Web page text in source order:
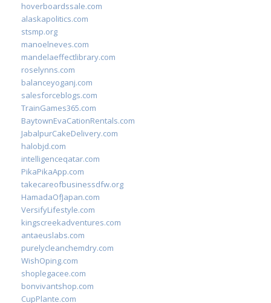
hoverboardssale.com
alaskapolitics.com
stsmp.org
manoelneves.com
mandelaeffectlibrary.com
roselynns.com
balanceyoganj.com
salesforceblogs.com
TrainGames365.com
BaytownEvaCationRentals.com
JabalpurCakeDelivery.com
halobjd.com
intelligenceqatar.com
PikaPikaApp.com
takecareofbusinessdfw.org
HamadaOfJapan.com
VersifyLifestyle.com
kingscreekadventures.com
antaeuslabs.com
purelycleanchemdry.com
WishOping.com
shoplegacee.com
bonvivantshop.com
CupPlante.com